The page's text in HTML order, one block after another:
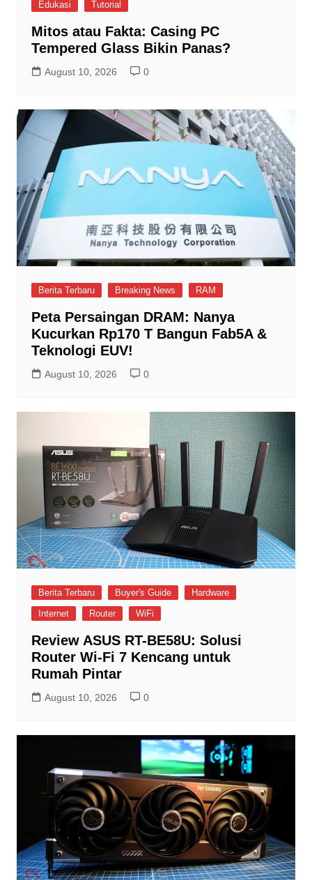
Edukasi Tutorial
Mitos atau Fakta: Casing PC
Tempered Glass Bikin Panas?
August 10, 2026 0
Berita Terbaru Breaking News RAM
Peta Persaingan DRAM: Nanya
Kucurkan Rp170 T Bangun Fab5A &
Teknologi EUV!
August 10, 2026 0
Berita Terbaru Buyer's Guide
Hardware
Internet
Router WiFi
Review ASUS RT-BE58U: Solusi
Router Wi-Fi 7 Kencang untuk
Rumah Pintar
August 10, 2026 0